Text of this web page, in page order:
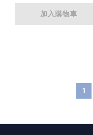
加入購物車
1